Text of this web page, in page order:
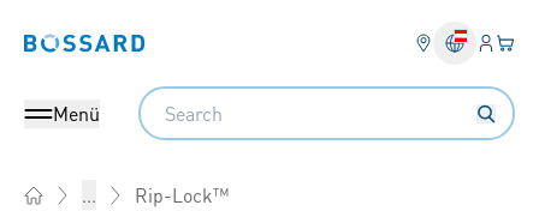
Bossard homepage Ihr
Menü
Search
... Rip-Lock™